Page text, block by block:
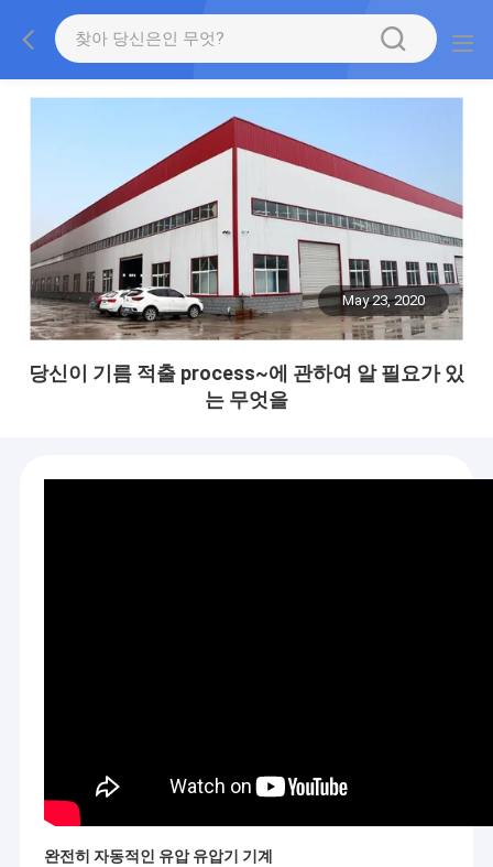
May 23, 2020
당신이 기름 적출 process~에 관하여 알 필요가 있
는 무엇을
완전히 자동적인 유압 유압기 기계